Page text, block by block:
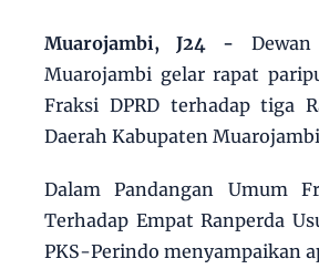
Muarojambi, J24 - Dewan
Muarojambi gelar rapat
Fraksi DPRD terhadap tiga
Daerah Kabupaten
Dalam Pandangan Umum
Terhadap Empat Ranperda
PKS-Perindo menyampaikan